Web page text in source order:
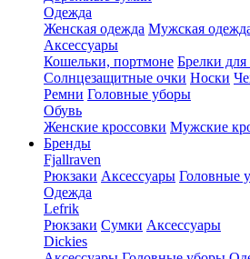
Одежда
Женская одежда Мужская
Аксессуары
Кошельки, портмоне Брелки
Солнцезащитные очки Носки
Ремни Головные уборы
Обувь
Женские кроссовки Мужские
Бренды
Fjallraven
Рюкзаки Аксессуары Головные
Одежда
Lefrik
Рюкзаки Сумки Аксессуары
Dickies